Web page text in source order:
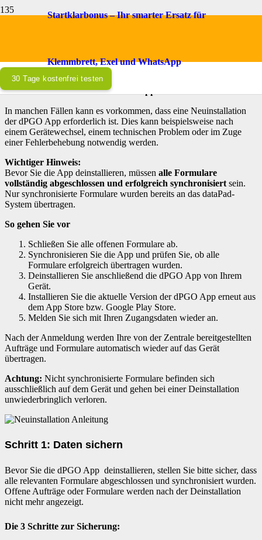
Startklarbonus – Ihr smarter Ersatz für
Klemmbrett, Exel und WhatsApp
30 Tage kostenfrei testen
der dPGO App
..bei NEU Installation der dPGO App
In manchen Fällen kann es vorkommen, dass eine Neuinstallation
der dPGO App erforderlich ist. Dies kann beispielsweise nach
einem Gerätewechsel, einem technischen Problem oder im Zuge
einer Fehlerbehebung notwendig werden.
Wichtiger Hinweis:
Bevor Sie die App deinstallieren, müssen alle Formulare
vollständig abgeschlossen und erfolgreich synchronisiert sein.
Nur synchronisierte Formulare wurden bereits an das dataPad-
System übertragen.
So gehen Sie vor
Schließen Sie alle offenen Formulare ab.
Synchronisieren Sie die App und prüfen Sie, ob alle
Formulare erfolgreich übertragen wurden.
Deinstallieren Sie anschließend die dPGO App von Ihrem
Gerät.
Installieren Sie die aktuelle Version der dPGO App erneut aus
dem App Store bzw. Google Play Store.
Melden Sie sich mit Ihren Zugangsdaten wieder an.
Nach der Anmeldung werden Ihre von der Zentrale bereitgestellten
Aufträge und Formulare automatisch wieder auf das Gerät
übertragen.
Achtung: Nicht synchronisierte Formulare befinden sich
ausschließlich auf dem Gerät und gehen bei einer Deinstallation
unwiederbringlich verloren.
Schritt 1: Daten sichern
Bevor Sie die dPGO App deinstallieren, stellen Sie bitte sicher, dass
alle relevanten Formulare abgeschlossen und synchronisiert wurden.
Offene Aufträge oder Formulare werden nach der Deinstallation
nicht mehr angezeigt.
Die 3 Schritte zur Sicherung: